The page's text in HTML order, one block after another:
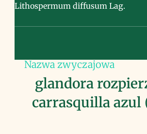
Lithospermum diffusum Lag.
Nazwa zwyczajowa
glandora
carrasquilla azul